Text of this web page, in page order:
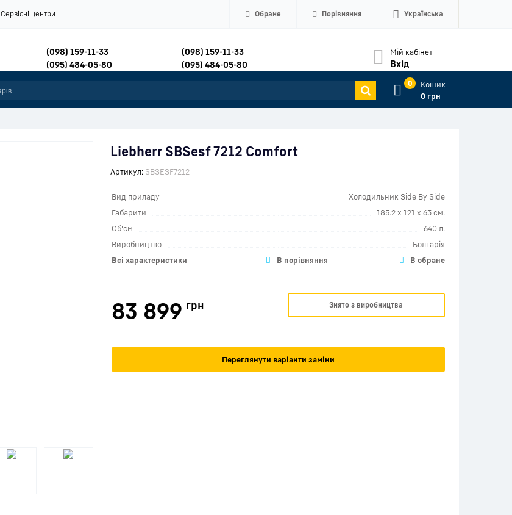
Сервісні центри Обране Порівняння Українська
Мій кабінет
Вхід
(098) 159-11-33
(095) 484-05-80
(098) 159-11-33
(095) 484-05-80
0
Кошик
0 грн
Liebherr SBSesf 7212 Comfort
Артикул: SBSESF7212
Вид приладу
Холодильник Side By Side
Габарити
185.2 х 121 х 63 см.
Об'єм
640 л.
Виробництво
Болгарія
Всі характеристики
83 899 грн Знято з виробництва
Переглянути варіанти заміни